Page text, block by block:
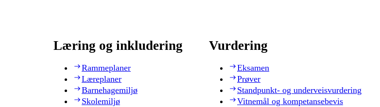
Læring og inkludering
Rammeplaner
Læreplaner
Barnehagemiljø
Skolemiljø
Vurdering
Eksamen
Prøver
Standpunkt- og underveisvurdering
Vitnemål og kompetansebevis